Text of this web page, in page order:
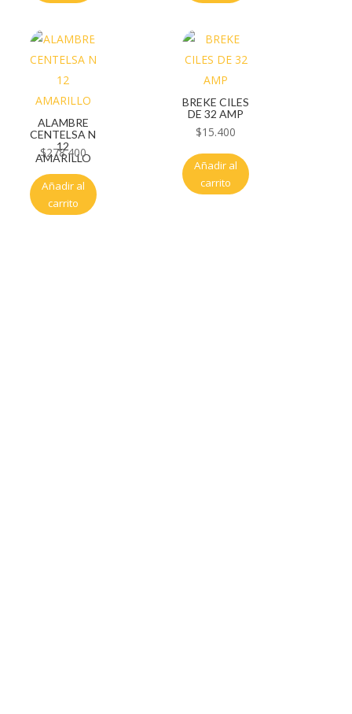
ALAMBRE
CENTELSA N
12
AMARILLO
$278.400
Añadir al
carrito
BREKE CILES
DE 32 AMP
$15.400
Añadir al
carrito